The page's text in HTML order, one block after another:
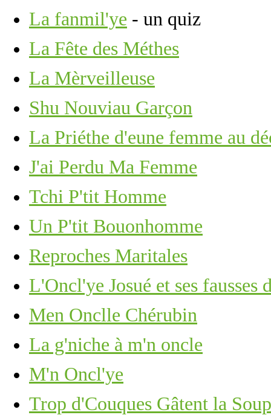
La fanmil'ye - un quiz
La Fête des Méthes
La Mèrveilleuse
Shu Nouviau Garçon
La Priéthe d'eune femme au
J'ai Perdu Ma Femme
Tchi P'tit Homme
Un P'tit Bouonhomme
Reproches Maritales
L'Oncl'ye Josué et ses fausses
Men Onclle Chérubin
La g'niche à m'n oncle
M'n Oncl'ye
Trop d'Couques Gâtent la